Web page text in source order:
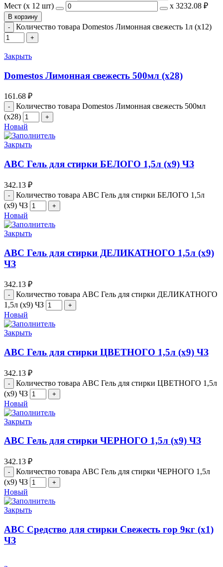
Мест (x 12 шт)
х 3232.08 ₽
В корзину
Количество товара Domestos Лимонная свежесть 1л (х12)
Закрыть
Domestos Лимонная свежесть 500мл (х28)
161.68 ₽
Количество товара Domestos Лимонная свежесть 500мл
(х28)
Новый
Закрыть
АВС Гель для стирки БЕЛОГО 1,5л (х9) ЧЗ
342.13 ₽
Количество товара АВС Гель для стирки БЕЛОГО 1,5л
(х9) ЧЗ
Новый
Закрыть
АВС Гель для стирки ДЕЛИКАТНОГО 1,5л (х9)
ЧЗ
342.13 ₽
Количество товара АВС Гель для стирки ДЕЛИКАТНОГО
1,5л (х9) ЧЗ
Новый
Закрыть
АВС Гель для стирки ЦВЕТНОГО 1,5л (х9) ЧЗ
342.13 ₽
Количество товара АВС Гель для стирки ЦВЕТНОГО 1,5л
(х9) ЧЗ
Новый
Закрыть
АВС Гель для стирки ЧЕРНОГО 1,5л (х9) ЧЗ
342.13 ₽
Количество товара АВС Гель для стирки ЧЕРНОГО 1,5л
(х9) ЧЗ
Новый
Закрыть
АВС Средство для стирки Свежесть гор 9кг (х1)
ЧЗ